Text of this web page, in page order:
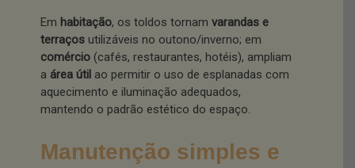
Em habitação, os toldos tornam varandas e
terraços utilizáveis no outono/inverno; em
comércio (cafés, restaurantes, hotéis), ampliam
a área útil ao permitir o uso de esplanadas com
aquecimento e iluminação adequados,
mantendo o padrão estético do espaço.
Manutenção simples e